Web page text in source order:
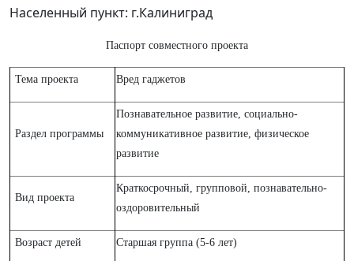
Населенный пункт: г.Калиниград
Паспорт совместного проекта
Тема проекта Вред гаджетов
Раздел программы
Познавательное развитие, социально-
коммуникативное развитие, физическое
развитие
Вид проекта
Краткосрочный, групповой, познавательно-
оздоровительный
Возраст детей Старшая группа (5-6 лет)